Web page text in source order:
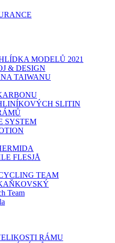
MODELŮ 2021
& DESIGN
TAIWANU
SLITIN
SYSTEM
FLESJÅ
TEAM
Team
RÁMU